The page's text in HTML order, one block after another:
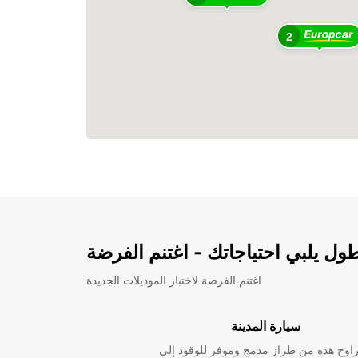
2
يلبي احتياجاتك - اغتنم الفرضة
اغتنم الفرصة لاختبار الموديلات الجديدة
سيارة المدينة
هذه من طراز مدمج وموفر للوقود إلى